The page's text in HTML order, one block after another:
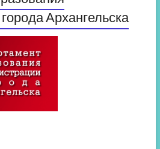
Архангельска